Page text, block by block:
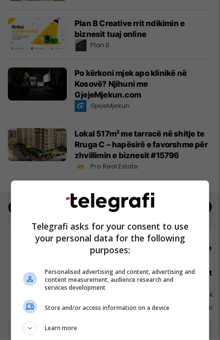
Plan B Creative rrit ndikimin e
biznesit tuaj online
Plan B
Po kërkoni mjek apo klinikë në
Kosovë? Njihuni me
GjejeMjekun.com
GjejeMjekun
Lokal 517m² me tarracë në shitje te
Rruga C – hapësirë e favorshme për
zhvillimin e biznesit #15796
Pro Real Estate
Real Estate
Recepsionist/e
31 Gusht 2026
Architect
Prishtinë
6 Shtator
Telegrafi asks for your consent to use
your personal data for the following
purposes:
Personalised advertising and content, advertising and
content measurement, audience research and
services development
Store and/or access information on a device
Learn more